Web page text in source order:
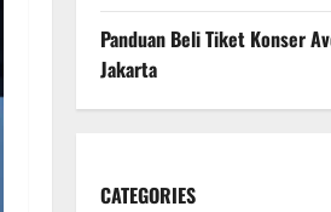
Panduan Beli Tiket Konser
Jakarta
CATEGORIES